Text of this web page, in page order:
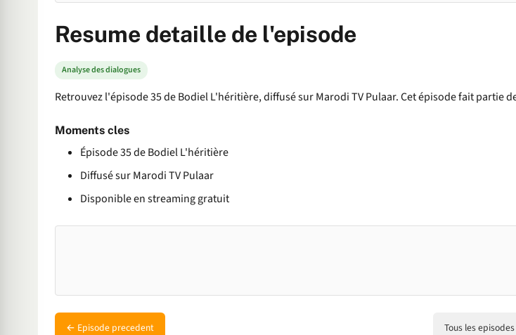
Resume detaille de l'episode
Analyse des dialogues
Retrouvez l'épisode 35 de Bodiel L'héritière, diffusé sur Marodi TV Pulaar. Cet épisode fait partie
Moments cles
Épisode 35 de Bodiel L'héritière
Diffusé sur Marodi TV Pulaar
Disponible en streaming gratuit
← Episode precedent Tous les episodes